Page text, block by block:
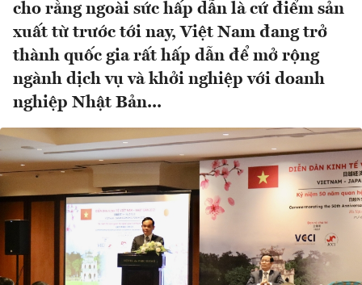
cho rằng ngoài sức hấp dẫn là cứ điểm sản
xuất từ trước tới nay, Việt Nam đang trở
thành quốc gia rất hấp dẫn để mở rộng
ngành dịch vụ và khởi nghiệp với doanh
nghiệp Nhật Bản...